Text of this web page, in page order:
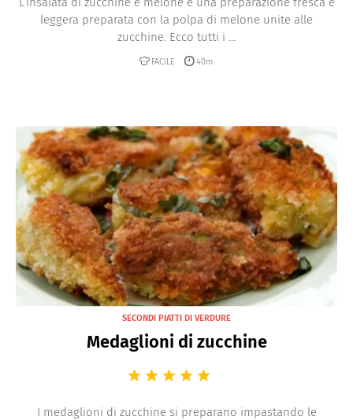
leggera preparata con la polpa di melone unite alle
zucchine. Ecco tutti i ...
FACILE 40m
SECONDI PIATTI DI VERDURE
Medaglioni di zucchine
I medaglioni di zucchine si preparano impastando le